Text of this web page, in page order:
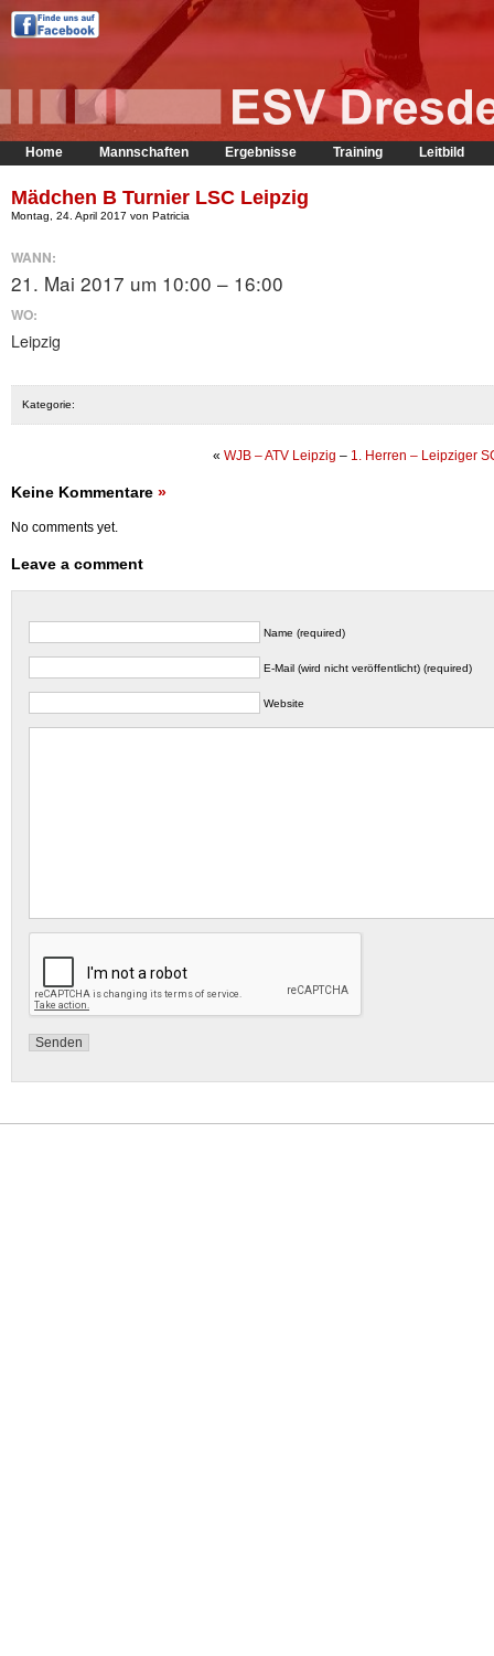
Home Mannschaften Ergebnisse Training Leitbild
Mädchen B Turnier LSC Leipzig
Montag, 24. April 2017 von Patricia
WANN:
21. Mai 2017 um 10:00 – 16:00
WO:
Leipzig
Kategorie:
« WJB – ATV Leipzig – 1. Herren – Leipziger
Keine Kommentare »
No comments yet.
Leave a comment
Name (required)
E-Mail (wird nicht veröffentlicht) (required)
Website